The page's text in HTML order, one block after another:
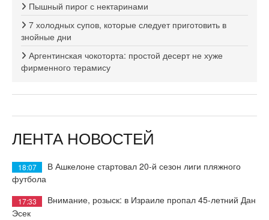
Пышный пирог с нектаринами
7 холодных супов, которые следует приготовить в
знойные дни
Аргентинская чокоторта: простой десерт не хуже
фирменного терамису
ЛЕНТА НОВОСТЕЙ
18:07
В Ашкелоне стартовал 20-й сезон лиги пляжного
футбола
17:33
Внимание, розыск: в Израиле пропал 45-летний Дан
Эсек